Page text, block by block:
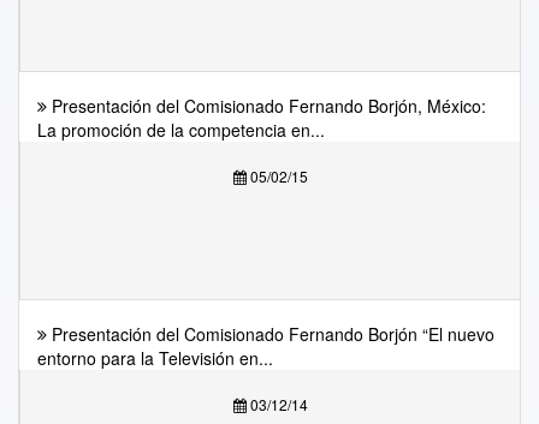
Presentación del Comisionado Fernando Borjón, México:
La promoción de la competencia en...
05/02/15
Presentación del Comisionado Fernando Borjón “El nuevo
entorno para la Televisión en...
03/12/14